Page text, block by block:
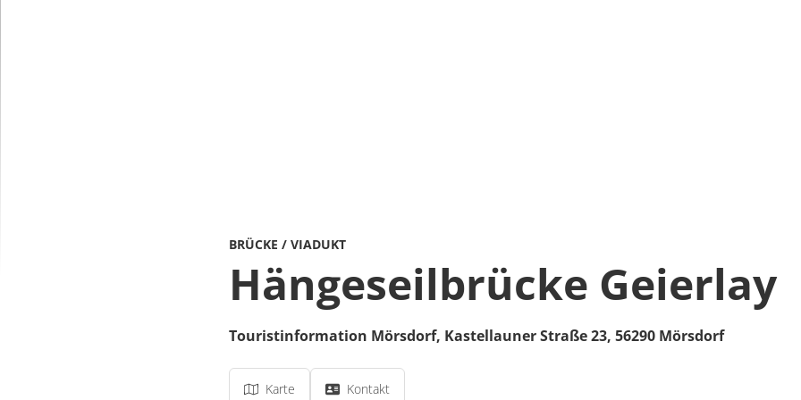
BRÜCKE / VIADUKT
Hängeseilbrücke Geierlay
Touristinformation Mörsdorf, Kastellauner Straße 23, 56290 Mörsdorf
Karte Kontakt